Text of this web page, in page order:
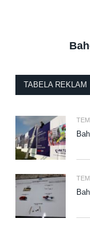
TABELA REKLAM